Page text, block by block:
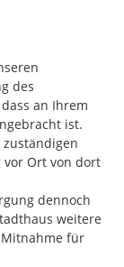
des
an Ihrem
ist.
vor Ort von dort
dennoch
weitere
für